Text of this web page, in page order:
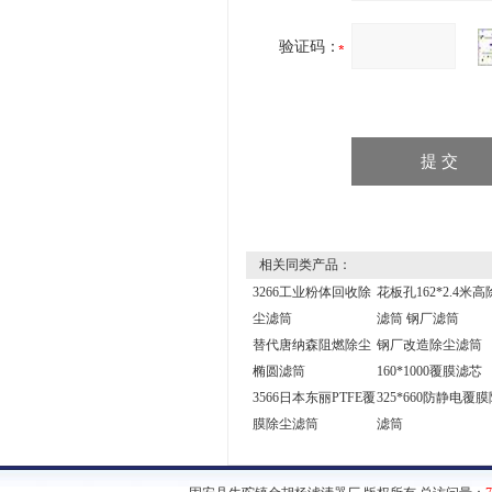
验证码：
相关同类产品：
3266工业粉体回收除
尘滤筒
花板孔162*2.4米高
滤筒 钢厂滤筒
替代唐纳森阻燃除尘
椭圆滤筒
钢厂改造除尘滤筒
160*1000覆膜滤芯
3566日本东丽PTFE覆
膜除尘滤筒
325*660防静电覆膜
滤筒